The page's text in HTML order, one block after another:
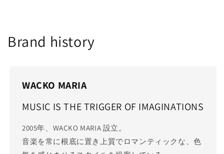
Brand history
WACKO MARIA
MUSIC IS THE TRIGGER OF IMAGINATIONS
2005年、WACKO MARIA 設立。
音楽を常に根底に置き上質でロマンティックな、色